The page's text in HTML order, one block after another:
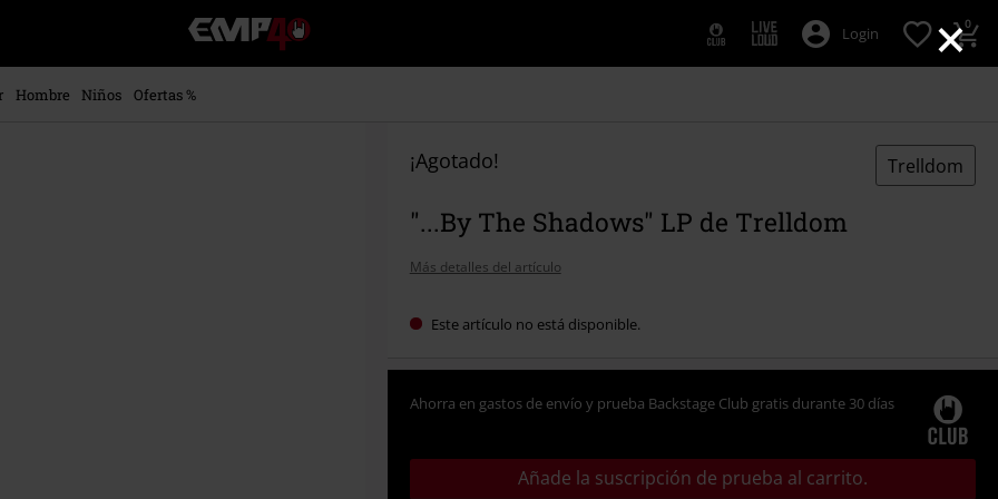
×
EMP
-
Música,
Login 0
Hombre Niños
Ofertas %
¡Agotado! Trelldom
"...By The Shadows" LP de Trelldom
Más detalles del artículo
Este artículo no está disponible.
Ahorra en gastos de envío y prueba Backstage Club gratis durante 30 días
Añade la suscripción de prueba al carrito.